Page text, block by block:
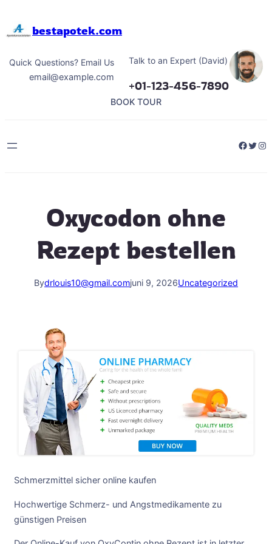
bestapotek.com
Quick Questions? Email Us
email@example.com
Talk to an Expert (David)
+01-123-456-7890
BOOK TOUR
Oxycodon ohne
Rezept bestellen
Bydrlouis10@gmail.comjuni 9, 2026Uncategorized
Schmerzmittel sicher online kaufen
Hochwertige Schmerz- und Angstmedikamente zu
günstigen Preisen